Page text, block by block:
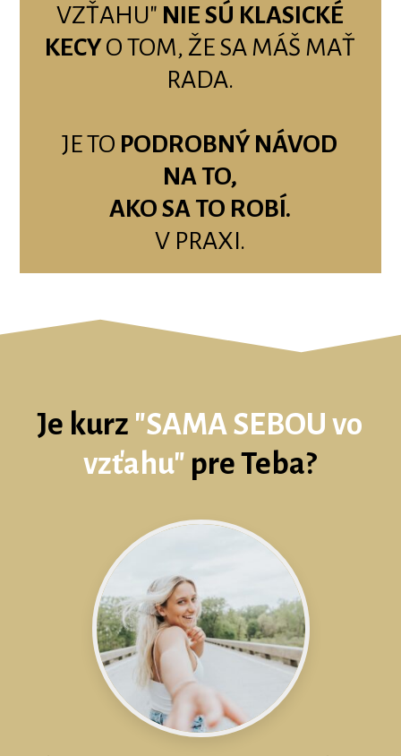
VZŤAHU" NIE SÚ KLASICKÉ
KECYO TOM, ŽE SA MÁŠ MAŤ
RADA.
JE TO PODROBNÝ NÁVOD
NA TO,
AKO SA TO ROBÍ.
V PRAXI.
Je kurz "SAMA SEBOU vo
vzťahu" pre Teba?